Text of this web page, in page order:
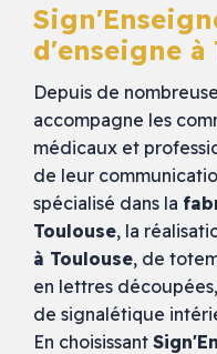
d'enseigne à
Depuis de
accompagne les
médicaux et
de leur
spécialisé dans la
Toulouse, la
à Toulouse, de
en lettres
de signalétique
En choisissant